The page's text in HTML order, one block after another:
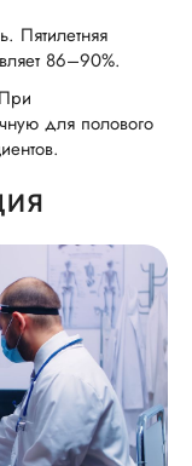
Пятилетняя
86–90%.
для полового